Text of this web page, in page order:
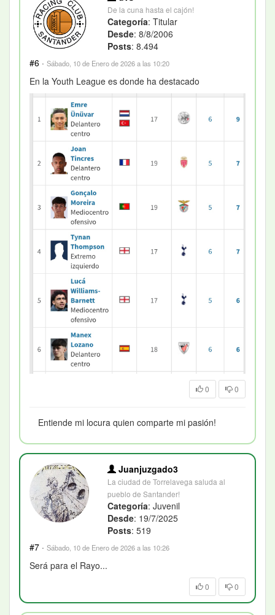
De la cuna hasta el cajón!
Categoría: Titular
Desde: 8/8/2006
Posts: 8.494
#6 · Sábado, 10 de Enero de 2026 a las 10:20
En la Youth League es donde ha destacado
0 0
Entiende mi locura quien comparte mi pasión!
Juanjuzgado3
La ciudad de Torrelavega saluda al
pueblo de Santander!
Categoría: Juvenil
Desde: 19/7/2025
Posts: 519
#7 · Sábado, 10 de Enero de 2026 a las 10:26
Será para el Rayo...
0 0